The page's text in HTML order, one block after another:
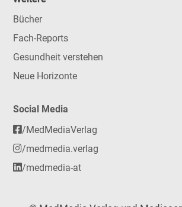
Bücher
Fach-Reports
Gesundheit verstehen
Neue Horizonte
Social Media
/MedMediaVerlag
/medmedia.verlag
/medmedia-at